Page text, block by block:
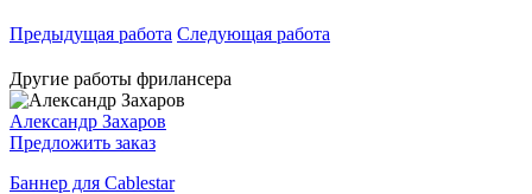
Предыдущая работа Следующая работа
Другие работы фрилансера
Александр Захаров
Предложить заказ
Баннер для Cablestar